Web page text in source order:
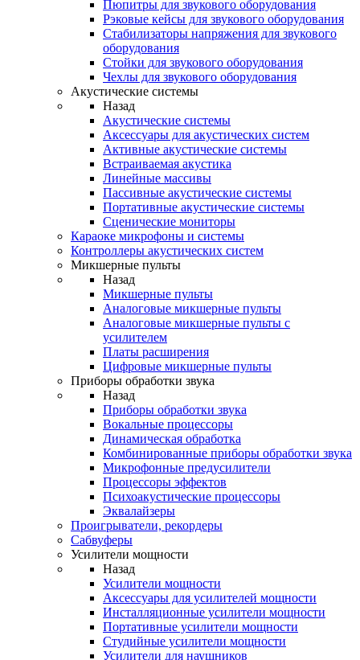
Пюпитры для звукового оборудования
Рэковые кейсы для звукового оборудования
Стабилизаторы напряжения для звукового
оборудования
Стойки для звукового оборудования
Чехлы для звукового оборудования
Акустические системы
Назад
Акустические системы
Аксессуары для акустических систем
Активные акустические системы
Встраиваемая акустика
Линейные массивы
Пассивные акустические системы
Портативные акустические системы
Сценические мониторы
Караоке микрофоны и системы
Контроллеры акустических систем
Микшерные пульты
Назад
Микшерные пульты
Аналоговые микшерные пульты
Аналоговые микшерные пульты с
усилителем
Платы расширения
Цифровые микшерные пульты
Приборы обработки звука
Назад
Приборы обработки звука
Вокальные процессоры
Динамическая обработка
Комбинированные приборы обработки звука
Микрофонные предусилители
Процессоры эффектов
Психоакустические процессоры
Эквалайзеры
Проигрыватели, рекордеры
Сабвуферы
Усилители мощности
Назад
Усилители мощности
Аксессуары для усилителей мощности
Инсталляционные усилители мощности
Портативные усилители мощности
Студийные усилители мощности
Усилители для наушников